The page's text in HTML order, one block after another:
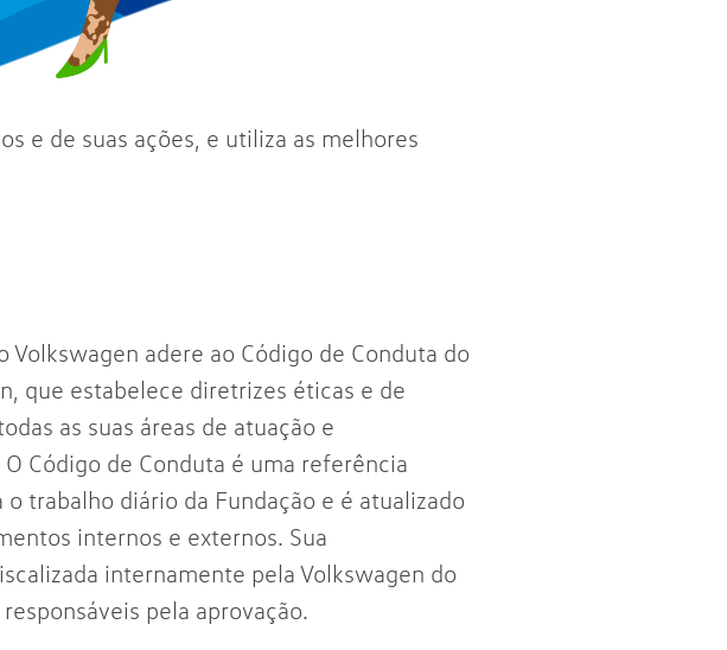
e de suas ações, e utiliza as melhores
Volkswagen adere ao Código de Conduta do
que estabelece diretrizes éticas e de
as suas áreas de atuação e
Código de Conduta é uma referência
trabalho diário da Fundação e é atualizado
internos e externos. Sua
internamente pela Volkswagen do
pela aprovação.